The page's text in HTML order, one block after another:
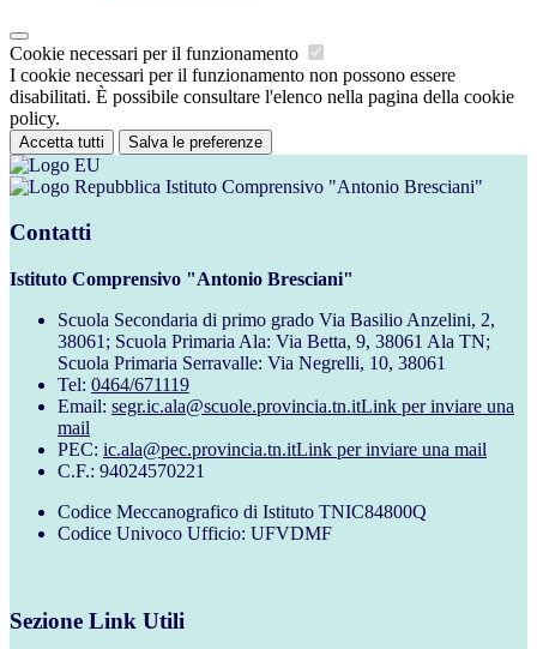
Cookie necessari per il funzionamento
I cookie necessari per il funzionamento non possono essere
disabilitati. È possibile consultare l'elenco nella pagina della cookie
policy.
Accetta tutti Salva le preferenze
Istituto Comprensivo "Antonio Bresciani"
Contatti
Istituto Comprensivo "Antonio Bresciani"
Scuola Secondaria di primo grado Via Basilio Anzelini, 2,
38061; Scuola Primaria Ala: Via Betta, 9, 38061 Ala TN;
Scuola Primaria Serravalle: Via Negrelli, 10, 38061
Tel: 0464/671119
Email: segr.ic.ala@scuole.provincia.tn.itLink per inviare una
mail
PEC: ic.ala@pec.provincia.tn.itLink per inviare una mail
C.F.: 94024570221
Codice Meccanografico di Istituto TNIC84800Q
Codice Univoco Ufficio: UFVDMF
Sezione Link Utili